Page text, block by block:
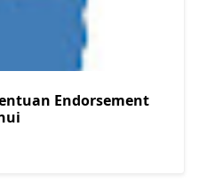
Endorsement